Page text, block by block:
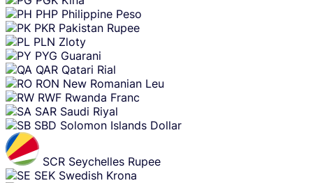
PHP Philippine Peso
PKR Pakistan Rupee
PLN Zloty
PYG Guarani
QAR Qatari Rial
RON New Romanian Leu
RWF Rwanda Franc
SAR Saudi Riyal
SBD Solomon Islands Dollar
SCR Seychelles Rupee
SEK Swedish Krona